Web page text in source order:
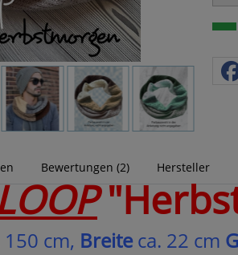
Bewertungen (2) Hersteller
150 cm, Breite ca. 22 cm